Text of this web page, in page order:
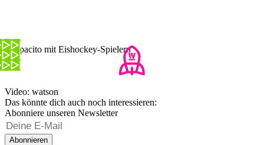
Despacito mit Eishockey-Spielern
Video: watson
Das könnte dich auch noch interessieren:
Abonniere unseren Newsletter
Abonnieren